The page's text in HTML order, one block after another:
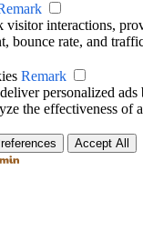
visitor interactions,
bounce rate, and
Remark
personalized ads
the effectiveness of
Accept All